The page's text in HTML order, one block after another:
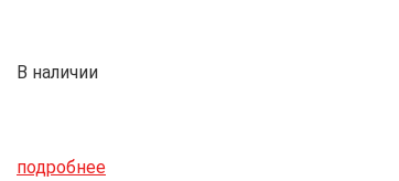
В наличии
подробнее